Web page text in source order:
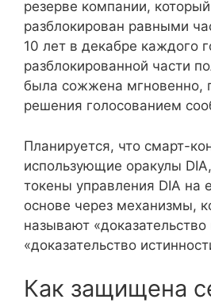
резерве компании,
разблокирован равными
10 лет в декабре каждого
разблокированной части
была сожжена мгновенно,
решения голосованием
Планируется, что смарт-
использующие оракулы
токены управления DIA на
основе через механизмы,
называют «доказательство
«доказательство
Как защищена